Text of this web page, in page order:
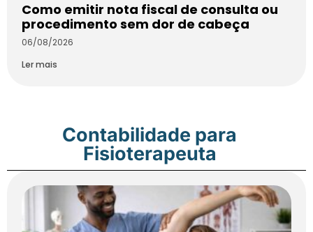
Como emitir nota fiscal de consulta ou
procedimento sem dor de cabeça
06/08/2026
Ler mais
Contabilidade para
Fisioterapeuta